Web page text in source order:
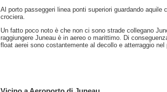
Al porto passeggeri linea ponti superiori guardando aquile
crociera.
Un fatto poco noto è che non ci sono strade collegano
raggiungere Juneau è in aereo o marittimo. Di
float aerei sono costantemente al decollo e atterraggio nel